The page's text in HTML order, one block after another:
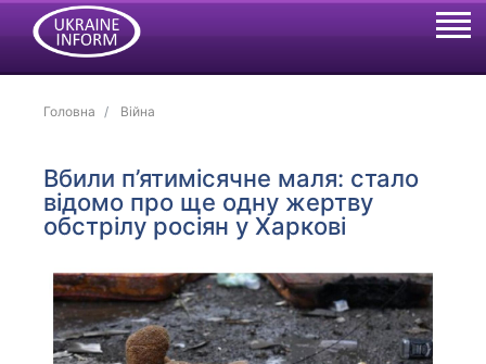
Головна Війна
Вбили п’ятимісячне маля: стало
відомо про ще одну жертву
обстрілу росіян у Харкові